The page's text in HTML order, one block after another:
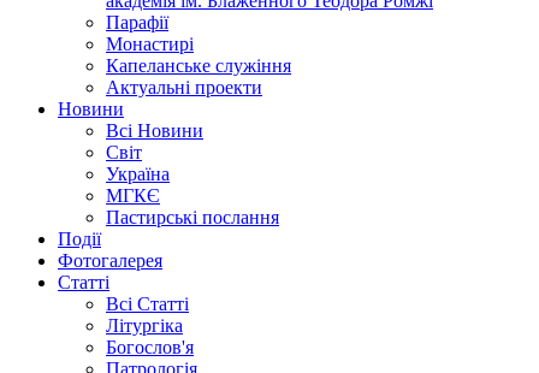
Парафії
Монастирі
Капеланське служіння
Актуальні проекти
Новини
Всі Новини
Світ
Україна
МГКЄ
Пастирські послання
Події
Фотогалерея
Статті
Всі Статті
Літургіка
Богослов'я
Патрологія